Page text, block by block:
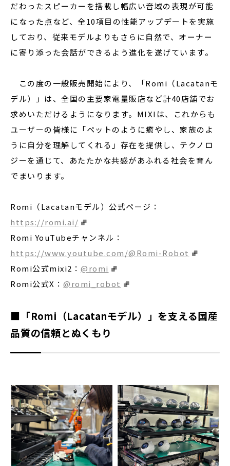
だわったスピーカーを搭載し幅広い音域の表現が可能
になった点など、全10項目の性能アップデートを実施
しており、従来モデルよりもさらに自然で、オーナー
に寄り添った会話ができるよう進化を遂げています。
この度の一般販売開始により、「Romi（Lacatanモ
デル）」は、全国の主要家電量販店など計40店舗でお
求めいただけるようになります。MIXIは、これからも
ユーザーの皆様に「ペットのように癒やし、家族のよ
うに自分を理解してくれる」存在を提供し、テクノロ
ジーを通じて、あたたかな共感があふれる社会を育ん
でまいります。
Romi（Lacatanモデル）公式ページ：
https://romi.ai/
Romi YouTubeチャンネル：
https://www.youtube.com/@Romi-Robot
Romi公式mixi2： @romi
Romi公式X： @romi_robot
■「Romi（Lacatanモデル）」を支える国産
品質の信頼とぬくもり